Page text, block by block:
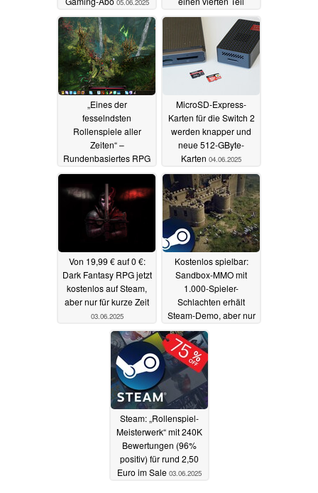
04.06.2025
„Eines der
fesselndsten
Rollenspiele aller
Zeiten“ –
Rundenbasiertes RPG
mit enorm positiven
Bewertungen jetzt mit
70 % Rabatt auf Steam
04.06.2025
MicroSD-Express-
Karten für die Switch 2
werden knapper und
neue 512-GByte-
Karten 04.06.2025
Von 19,99 € auf 0 €:
Dark Fantasy RPG jetzt
kostenlos auf Steam,
aber nur für kurze Zeit
03.06.2025
Kostenlos spielbar:
Sandbox-MMO mit
1.000-Spieler-
Schlachten erhält
Steam-Demo, aber nur
für kurze Zeit
Steam: „Rollenspiel-
Meisterwerk“ mit 240K
Bewertungen (96%
positiv) für rund 2,50
Euro im Sale 03.06.2025